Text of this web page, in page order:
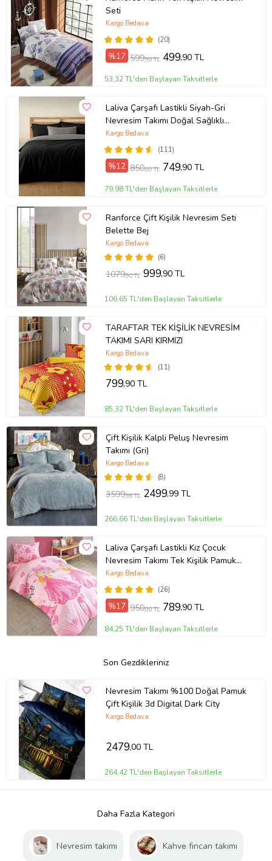
Seti
(20)
Kargo Bedava
%17 599,90 TL 499,90 TL
53,32 TL'den Başlayan Taksitlerle
Laliva Çarşafı Lastikli Siyah-Gri
Nevresim Takımı Doğal Sağlıklı
Pamuk Çift Kişilik Ranforce
(111)
Kargo Bedava
%12 850,00 TL 749,90 TL
79,98 TL'den Başlayan Taksitlerle
Ranforce Çift Kişilik Nevresim Seti
Belette Bej
(6)
Kargo Bedava
1079,90 TL 999,90 TL
106,65 TL'den Başlayan Taksitlerle
TARAFTAR TEK KİŞİLİK NEVRESİM
TAKIMI SARI KIRMIZI
(11)
Kargo Bedava
799,90 TL
85,32 TL'den Başlayan Taksitlerle
Çift Kişilik Kalpli Peluş Nevresim
Takımı (Gri)
(8)
Kargo Bedava
3599,98 TL 2499,99 TL
266,66 TL'den Başlayan Taksitlerle
Laliva Çarşafı Lastikli Kız Çocuk
Nevresim Takımı Tek Kişilik Pamuk
Ranforce
(26)
Kargo Bedava
%17 950,00 TL 789,90 TL
84,25 TL'den Başlayan Taksitlerle
Son Gezdikleriniz
Nevresim Takımı %100 Doğal Pamuk
Çift Kişilik 3d Digital Dark City
Kargo Bedava
2479,00 TL
264,42 TL'den Başlayan Taksitlerle
Daha Fazla Kategori
Nevresim takımı Kahve fincan takımı